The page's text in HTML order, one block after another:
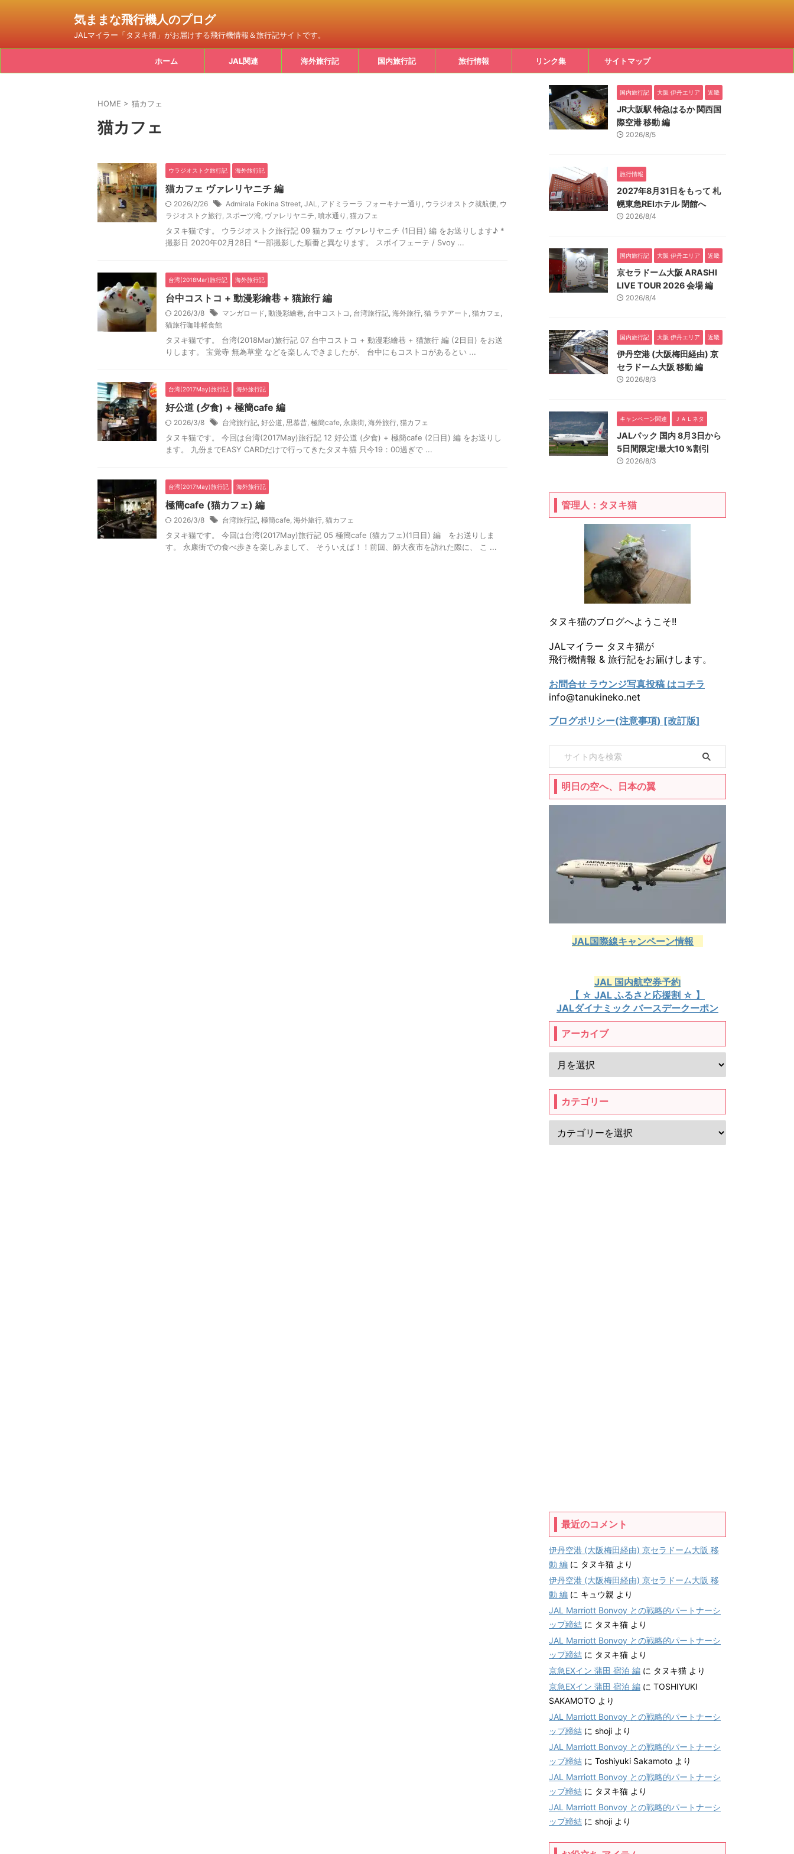
気ままな飛行機人のプログ
JALマイラー「タヌキ猫」がお届けする飛行機情報＆旅行記サイトです。
ホーム JAL関連 海外旅行記 国内旅行記 旅行情報 リンク集 サイトマップ
HOME > 猫カフェ
猫カフェ
ウラジオストク旅行記 海外旅行記
猫カフェ ヴァレリヤニチ 編
2026/2/26 Admirala Fokina Street, JAL, アドミラーラ フォーキナー通り , ウラジオストク就航便, ウ
ラジオストク旅行, スポーツ湾, ヴァレリヤニチ, 噴水通り , 猫カフェ
タヌキ猫です。 ウラジオストク旅行記 09 猫カフェ ヴァレリヤニチ (1日目) 編 をお送りします♪ *
撮影日 2020年02月28日 *一部撮影した順番と異なります。 スボイフェーテ / Svoy ...
台湾(2018Mar)旅行記 海外旅行記
台中コストコ + 動漫彩繪巷 + 猫旅行 編
2026/3/8 マンガロード, 動漫彩繪巷, 台中コストコ , 台湾旅行記, 海外旅行, 猫 ラテアート , 猫カフェ,
猫旅行咖啡軽食館
タヌキ猫です。 台湾(2018Mar)旅行記 07 台中コストコ + 動漫彩繪巷 + 猫旅行 編 (2日目) をお送
りします。 宝覚寺 無為草堂 などを楽しんできましたが、 台中にもコストコがあるとい ...
台湾(2017May)旅行記 海外旅行記
好公道 (夕食) + 極簡cafe 編
2026/3/8 台湾旅行記, 好公道, 思慕昔, 極簡cafe, 永康街, 海外旅行, 猫カフェ
タヌキ猫です。 今回は台湾(2017May)旅行記 12 好公道 (夕食) + 極簡cafe (2日目) 編 をお送りし
ます。 九份までEASY CARDだけで行ってきたタヌキ猫 只今19：00過ぎで ...
台湾(2017May)旅行記 海外旅行記
極簡cafe (猫カフェ) 編
2026/3/8 台湾旅行記, 極簡cafe, 海外旅行, 猫カフェ
タヌキ猫です。 今回は台湾(2017May)旅行記 05 極簡cafe (猫カフェ)(1日目) 編 をお送りしま
す。 永康街での食べ歩きを楽しみまして、 そういえば！！前回、師大夜市を訪れた際に、 こ ...
国内旅行記 大阪 伊丹エリア 近畿
JR大阪駅 特急はるか 関西国
際空港 移動 編
2026/8/5
旅行情報
2027年8月31日をもって 札
幌東急REIホテル 閉館へ
2026/8/4
国内旅行記 大阪 伊丹エリア 近畿
京セラドーム大阪 ARASHI
LIVE TOUR 2026 会場 編
2026/8/4
国内旅行記 大阪 伊丹エリア 近畿
伊丹空港 (大阪梅田経由) 京
セラドーム大阪 移動 編
2026/8/3
キャンペーン関連 ＪＡＬネタ
JALパック 国内 8月3日から
5日間限定!最大10％割引
2026/8/3
管理人：タヌキ猫
タヌキ猫のブログへようこそ!!
JALマイラー タヌキ猫が
飛行機情報 & 旅行記をお届けします。
お問合せ ラウンジ写真投稿 はコチラ
info@tanukineko.net
ブログポリシー(注意事項) [改訂版]
明日の空へ、日本の翼
JAL国際線キャンペーン情報
JAL 国内航空券予約
【 ☆ JAL ふるさと応援割 ☆ 】
JALダイナミック バースデークーポン
アーカイブ
カテゴリー
最近のコメント
伊丹空港 (大阪梅田経由) 京セラドーム大阪 移
動 編 に タヌキ猫 より
伊丹空港 (大阪梅田経由) 京セラドーム大阪 移
動 編 に キュウ親 より
JAL Marriott Bonvoy との戦略的パートナーシ
ップ締結 に タヌキ猫 より
JAL Marriott Bonvoy との戦略的パートナーシ
ップ締結 に タヌキ猫 より
京急EXイン 蒲田 宿泊 編 に タヌキ猫 より
京急EXイン 蒲田 宿泊 編 に TOSHIYUKI
SAKAMOTO より
JAL Marriott Bonvoy との戦略的パートナーシ
ップ締結 に shoji より
JAL Marriott Bonvoy との戦略的パートナーシ
ップ締結 に Toshiyuki Sakamoto より
JAL Marriott Bonvoy との戦略的パートナーシ
ップ締結 に タヌキ猫 より
JAL Marriott Bonvoy との戦略的パートナーシ
ップ締結 に shoji より